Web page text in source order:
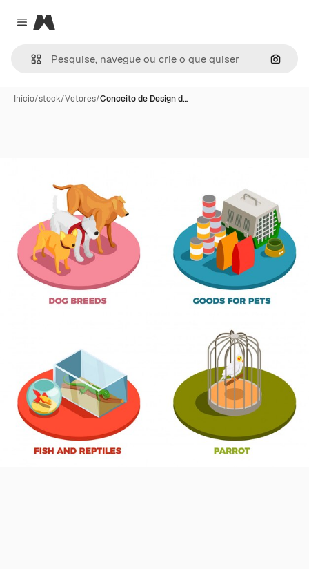
Close menu
Magnific
Início/stock/Vetores/Conceito de Design d…